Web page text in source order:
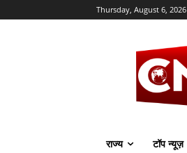
Thursday, August 6, 2026
राज्य टॉप न्यूज़